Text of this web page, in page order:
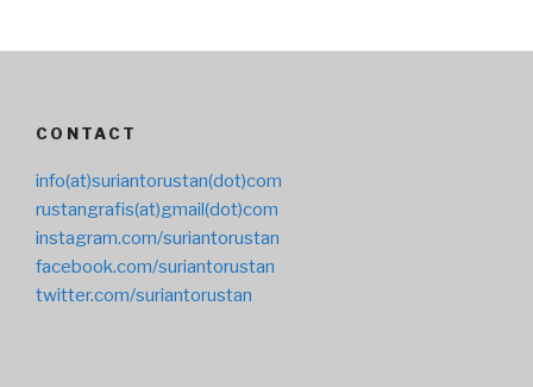
CONTACT
info(at)suriantorustan(dot)com
rustangrafis(at)gmail(dot)com
instagram.com/suriantorustan
facebook.com/suriantorustan
twitter.com/suriantorustan